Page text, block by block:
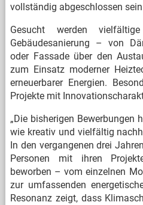
vollständig abgeschlossen
Gesucht werden
Gebäudesanierung – von
oder Fassade über den
zum Einsatz moderner
erneuerbarer Energien.
Projekte mit
„Die bisherigen Bewerbungen
wie kreativ und vielfältig
In den vergangenen drei
Personen mit ihren
beworben – vom einzelnen
zur umfassenden
Resonanz zeigt, dass